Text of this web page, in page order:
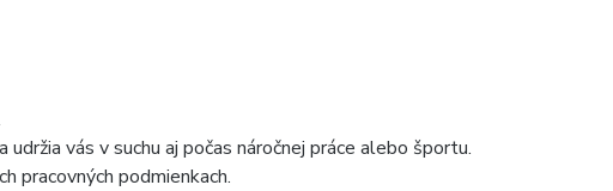
vás v suchu aj počas náročnej práce alebo športu.
pracovných podmienkach.